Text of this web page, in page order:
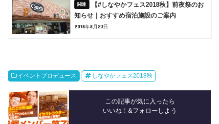
【#しなやかフェス2018秋】前夜祭のお
知らせ｜おすすめ宿泊施設のご案内
2018年8月23日
イベントプロデュース しなやかフェス2018秋
この記事が気に入ったら
いいね！&フォローしよう